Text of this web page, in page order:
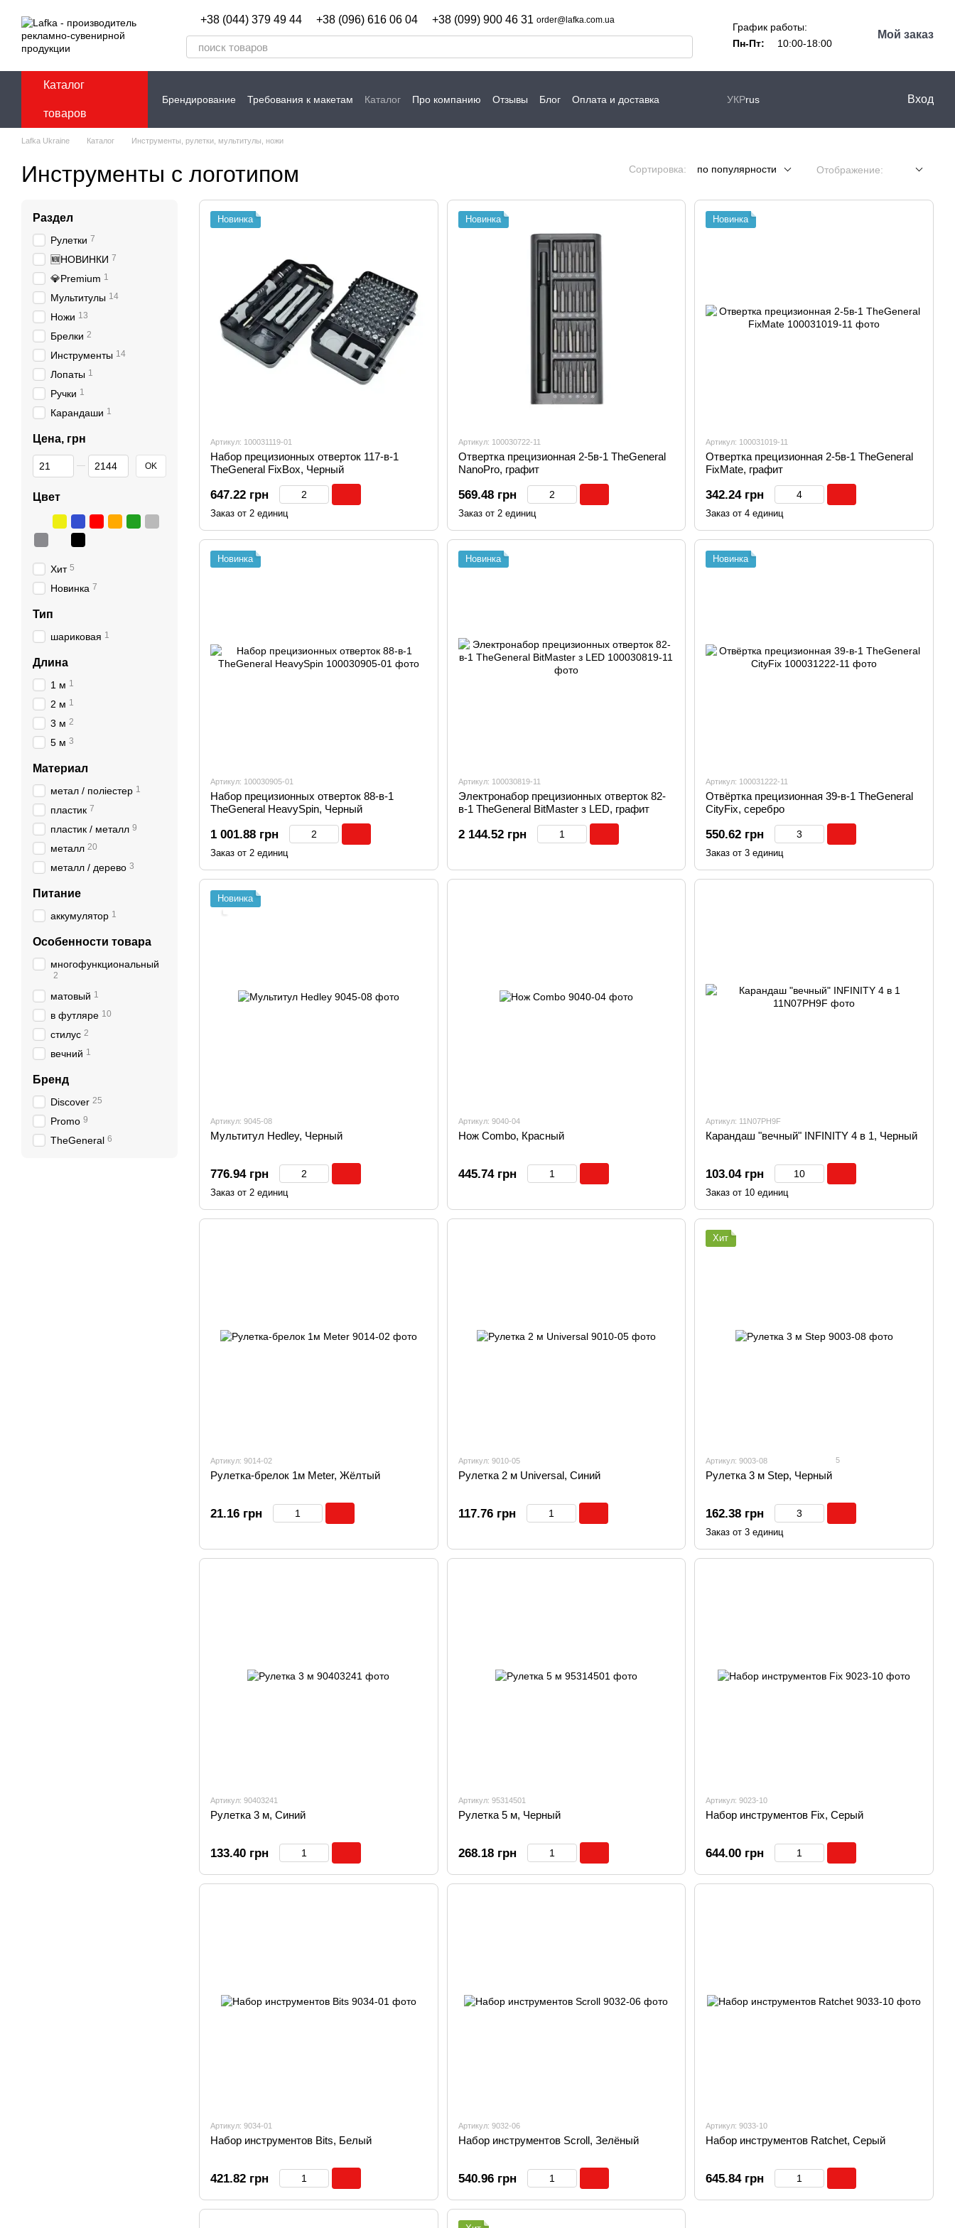
+38 (044) 379 49 44 +38 (096) 616 06 04 +38 (099) 900 46 31 order@lafka.com.ua
График работы:
Пн-Пт:
10:00-18:00
Мой заказ
Каталог
товаров
Брендирование Требования к макетам Каталог Про компанию Отзывы Блог
Оплата и доставка
УКРrus Вход
Lafka Ukraine Каталог Инструменты, рулетки, мультитулы, ножи
Инструменты с логотипом Сортировка: по популярности Отображение:
Новинка
Артикул: 100031119-01
Набор прецизионных отверток 117-в-1
TheGeneral FixBox, Черный
647.22 грн
Заказ от 2 единиц
Новинка
Артикул: 100030722-11
Отвертка прецизионная 2-5в-1 TheGeneral
NanoPro, графит
569.48 грн
Заказ от 2 единиц
Новинка
Артикул: 100031019-11
Отвертка прецизионная 2-5в-1 TheGeneral
FixMate, графит
342.24 грн
Заказ от 4 единиц
Новинка
Артикул: 100030905-01
Набор прецизионных отверток 88-в-1
TheGeneral HeavySpin, Черный
1 001.88 грн
Заказ от 2 единиц
Новинка
Артикул: 100030819-11
Электронабор прецизионных отверток 82-
в-1 TheGeneral BitMaster з LED, графит
2 144.52 грн
Новинка
Артикул: 100031222-11
Отвёртка прецизионная 39-в-1 TheGeneral
CityFix, серебро
550.62 грн
Заказ от 3 единиц
Новинка
Артикул: 9045-08
Мультитул Hedley, Черный
776.94 грн
Заказ от 2 единиц
Артикул: 9040-04
Нож Combo, Красный
445.74 грн
Артикул: 11N07PH9F
Карандаш "вечный" INFINITY 4 в 1, Черный
103.04 грн
Заказ от 10 единиц
Артикул: 9014-02
Рулетка-брелок 1м Meter, Жёлтый
21.16 грн
Артикул: 9010-05
Рулетка 2 м Universal, Синий
117.76 грн
Хит
Артикул: 9003-08 5
Рулетка 3 м Step, Черный
162.38 грн
Заказ от 3 единиц
Артикул: 90403241
Рулетка 3 м, Синий
133.40 грн
Артикул: 95314501
Рулетка 5 м, Черный
268.18 грн
Артикул: 9023-10
Набор инструментов Fix, Серый
644.00 грн
Артикул: 9034-01
Набор инструментов Bits, Белый
421.82 грн
Артикул: 9032-06
Набор инструментов Scroll, Зелёный
540.96 грн
Артикул: 9033-10
Набор инструментов Ratchet, Серый
645.84 грн
Раздел
Рулетки 7
🆕НОВИНКИ 7
💎Premium 1
Мультитулы 14
Ножи 13
Брелки 2
Инструменты 14
Лопаты 1
Ручки 1
Карандаши 1
Цена, грн
От Цена, грн
До Цена, грн OK
Цвет
Хит 5
Новинка 7
Тип
шариковая 1
Длина
1 м 1
2 м 1
3 м 2
5 м 3
Материал
метал / поліестер 1
пластик 7
пластик / металл 9
металл 20
металл / дерево 3
Питание
аккумулятор 1
Особенности товара
многофункциональный
2
матовый 1
в футляре 10
стилус 2
вечний 1
Бренд
Discover 25
Promo 9
TheGeneral 6